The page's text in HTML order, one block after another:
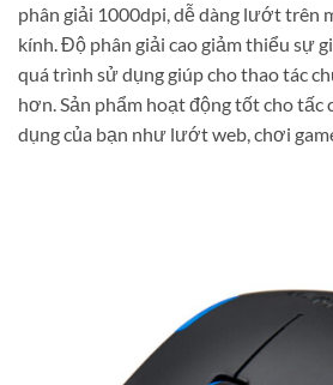
phân giải 1000dpi, dễ dàng lướt trên
kính. Độ phân giải cao giảm thiểu sự
quá trình sử dụng giúp cho thao tác
hơn. Sản phẩm hoạt động tốt cho tấc
dụng của bạn như lướt web, chơi